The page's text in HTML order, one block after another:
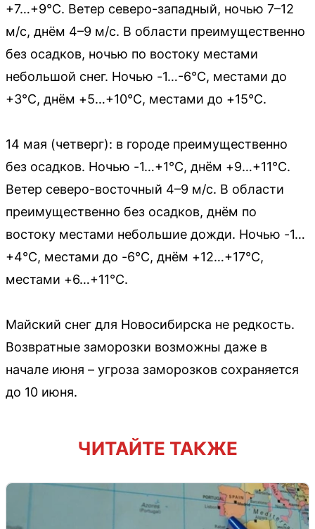
+7…+9°C. Ветер северо-западный, ночью 7–12
м/с, днём 4–9 м/с. В области преимущественно
без осадков, ночью по востоку местами
небольшой снег. Ночью -1…-6°C, местами до
+3°C, днём +5…+10°C, местами до +15°C.
14 мая (четверг): в городе преимущественно
без осадков. Ночью -1…+1°C, днём +9…+11°C.
Ветер северо-восточный 4–9 м/с. В области
преимущественно без осадков, днём по
востоку местами небольшие дожди. Ночью -1…
+4°C, местами до -6°C, днём +12…+17°C,
местами +6…+11°C.
Майский снег для Новосибирска не редкость.
Возвратные заморозки возможны даже в
начале июня – угроза заморозков сохраняется
до 10 июня.
ЧИТАЙТЕ ТАКЖЕ